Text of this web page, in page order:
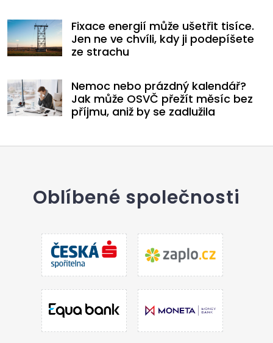
Fixace energií může ušetřit tisíce.
Jen ne ve chvíli, kdy ji podepíšete
ze strachu
Nemoc nebo prázdný kalendář?
Jak může OSVČ přežít měsíc bez
příjmu, aniž by se zadlužila
Oblíbené společnosti